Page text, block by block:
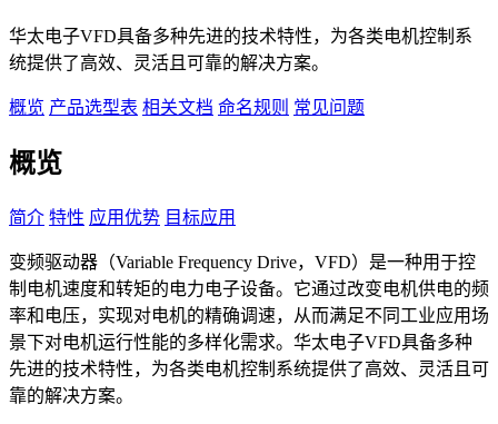
华太电子VFD具备多种先进的技术特性，为各类电机控制系
统提供了高效、灵活且可靠的解决方案。
概览 产品选型表 相关文档 命名规则 常见问题
概览
简介 特性 应用优势 目标应用
变频驱动器（Variable Frequency Drive，VFD）是一种用于控
制电机速度和转矩的电力电子设备。它通过改变电机供电的频
率和电压，实现对电机的精确调速，从而满足不同工业应用场
景下对电机运行性能的多样化需求。华太电子VFD具备多种
先进的技术特性，为各类电机控制系统提供了高效、灵活且可
靠的解决方案。